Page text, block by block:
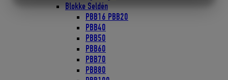
Blokke Seldén
PBB16 PBB20
PBB40
PBB50
PBB60
PBB70
PBB80
MARKETING